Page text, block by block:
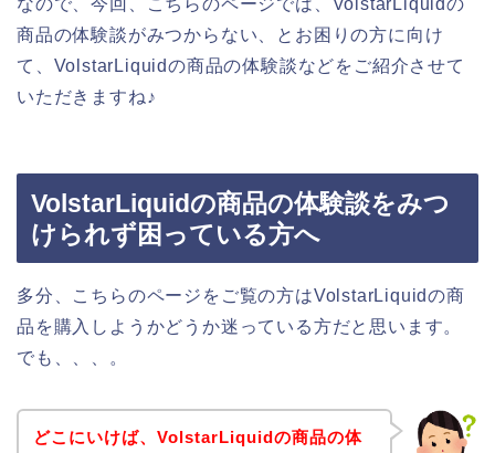
なので、今回、こちらのページでは、VolstarLiquidの
商品の体験談がみつからない、とお困りの方に向け
て、VolstarLiquidの商品の体験談などをご紹介させて
いただきますね♪
VolstarLiquidの商品の体験談をみつ
けられず困っている方へ
多分、こちらのページをご覧の方はVolstarLiquidの商
品を購入しようかどうか迷っている方だと思います。
でも、、、。
どこにいけば、VolstarLiquidの商品の体